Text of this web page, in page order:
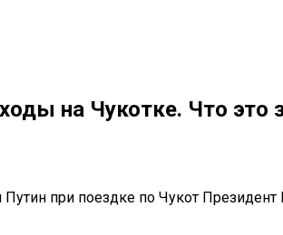
на Чукотке. Что
при поездке по Чукот